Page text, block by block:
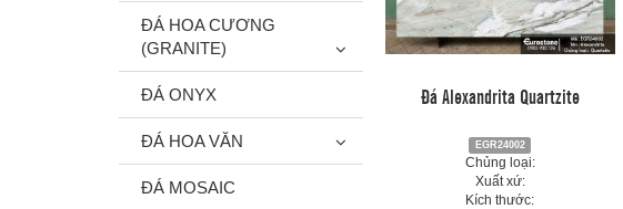
Đá Alexandrita Quartzite
EGR24002
Chủng loại:
Xuất xứ:
Kích thước:
ĐÁ HOA CƯƠNG
(GRANITE)
ĐÁ ONYX
ĐÁ HOA VĂN
ĐÁ MOSAIC